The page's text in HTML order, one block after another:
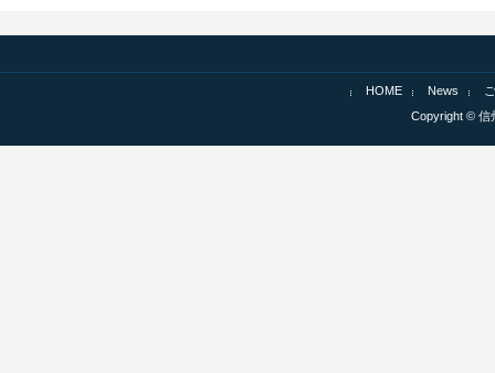
HOME News
Copyright © 信